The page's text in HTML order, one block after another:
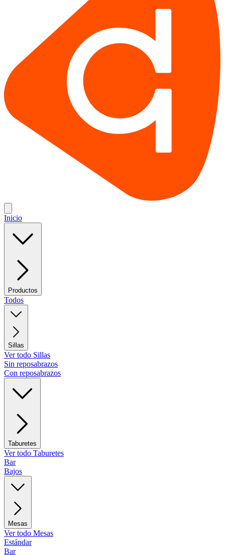
Inicio
Productos
Todos
Sillas
Ver todo Sillas
Sin reposabrazos
Con reposabrazos
Taburetes
Ver todo Taburetes
Bar
Bajos
Mesas
Ver todo Mesas
Estándar
Bar